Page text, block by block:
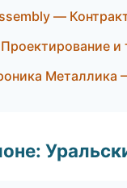
—
и
Металлика